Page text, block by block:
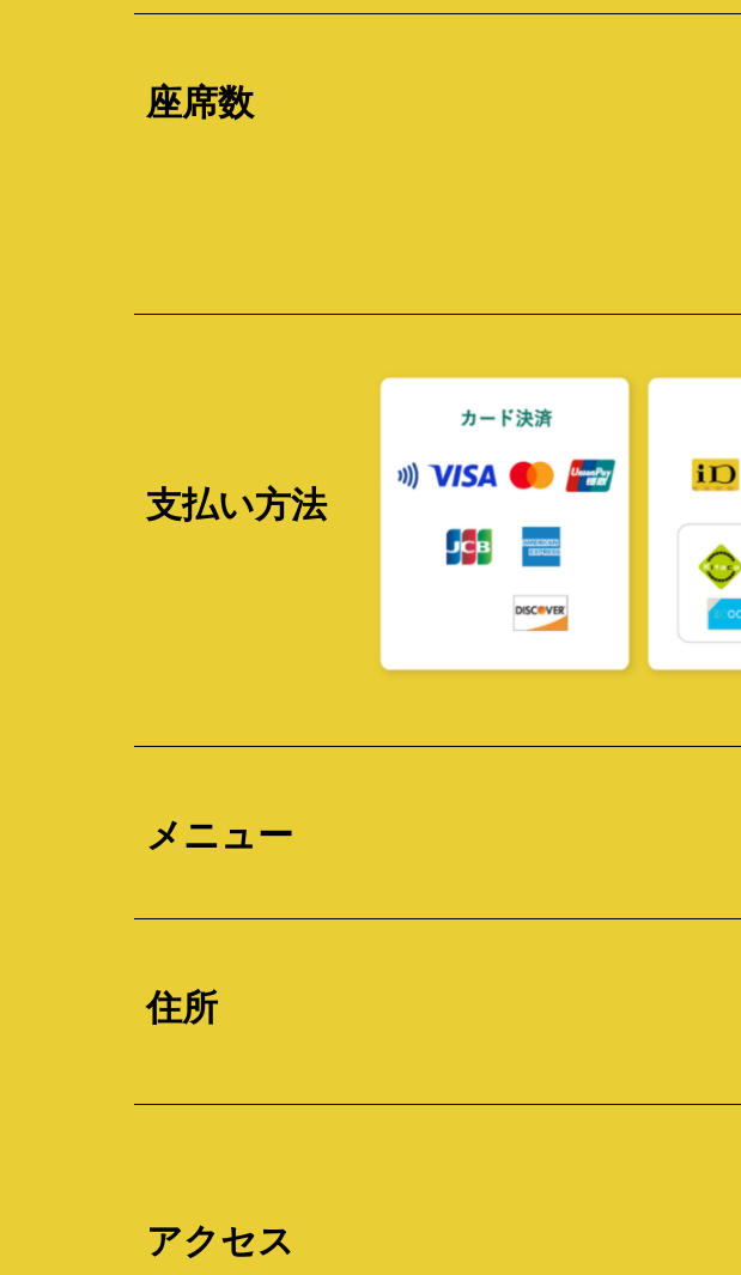
座席数
支払い方法
メニュー
住所
アクセス